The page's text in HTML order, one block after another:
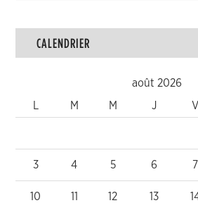
CALENDRIER
août 2026
M M J V
3 4 5 6 7
10 11 12 13